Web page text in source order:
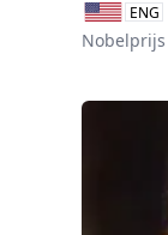
ENG
Nobelprijs